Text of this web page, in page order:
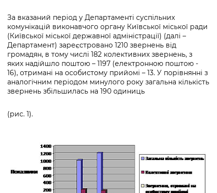
За вказаний період у Департаменті суспільних
комунікацій виконавчого органу Київської міської ради
(Київської міської державної адміністрації) (далі –
Департамент) зареєстровано 1210 звернень від
громадян, в тому числі 182 колективних звернень, з
яких надійшло поштою – 1197 (електронною поштою -
16), отримані на особистому прийомі – 13. У порівнянні з
аналогічним періодом минулого року загальна кількість
звернень збільшилась на 190 одиниць
(рис. 1).